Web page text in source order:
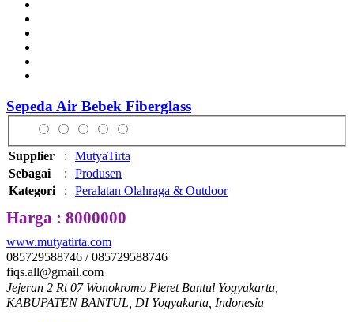
Sepeda Air Bebek Fiberglass
Supplier :
MutyaTirta
Sebagai
:
Produsen
Kategori
: Peralatan Olahraga & Outdoor
Harga : 8000000
www.mutyatirta.com
085729588746 / 085729588746
fiqs.all@gmail.com
Jejeran 2 Rt 07 Wonokromo Pleret Bantul Yogyakarta,
KABUPATEN BANTUL, DI Yogyakarta, Indonesia